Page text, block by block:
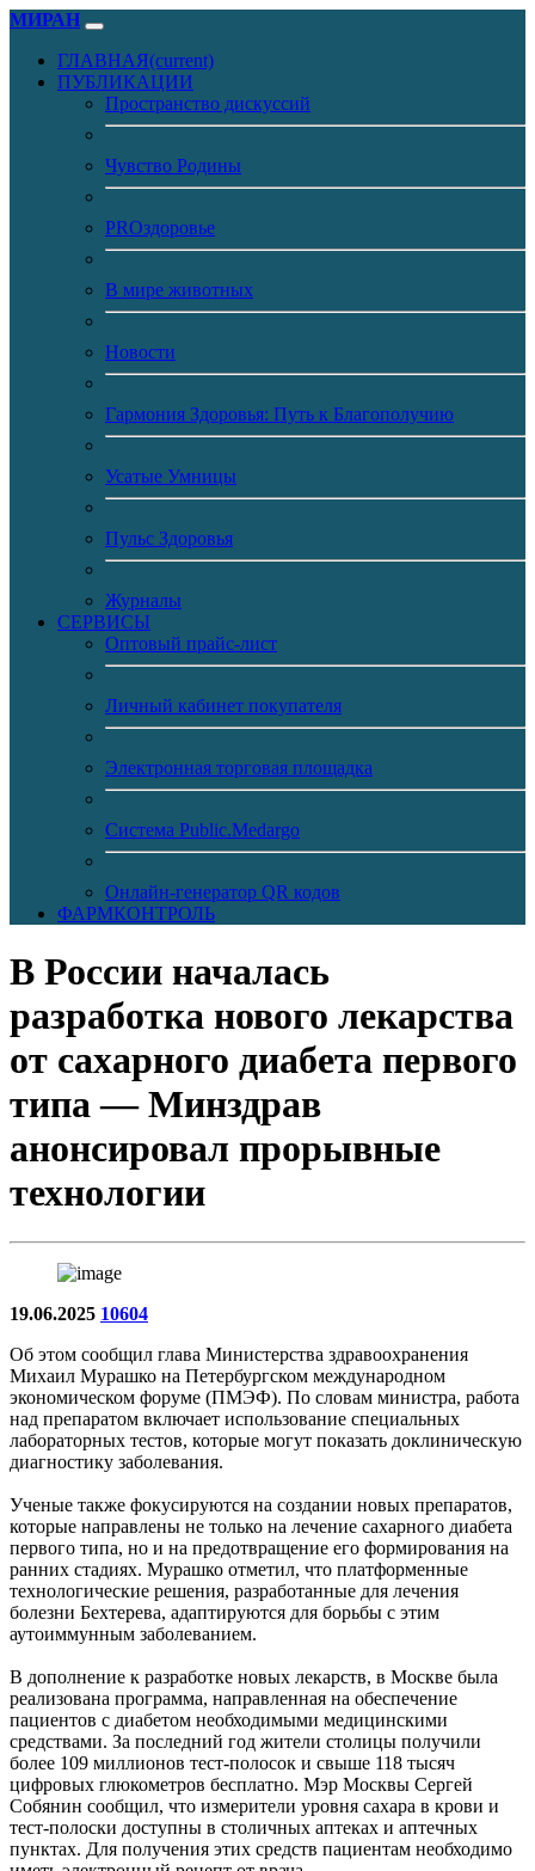
МИРАН
ГЛАВНАЯ(current)
ПУБЛИКАЦИИ
Пространство дискуссий
Чувство Родины
PROздоровье
В мире животных
Новости
Гармония Здоровья: Путь к Благополучию
Усатые Умницы
Пульс Здоровья
Журналы
CЕРВИСЫ
Оптовый прайс-лист
Личный кабинет покупателя
Электронная торговая площадка
Система Public.Medargo
Онлайн-генератор QR кодов
ФАРМКОНТРОЛЬ
В России началась
разработка нового лекарства
от сахарного диабета первого
типа — Минздрав
анонсировал прорывные
технологии
19.06.2025 10604
Об этом сообщил глава Министерства здравоохранения
Михаил Мурашко на Петербургском международном
экономическом форуме (ПМЭФ). По словам министра, работа
над препаратом включает использование специальных
лабораторных тестов, которые могут показать доклиническую
диагностику заболевания.
Ученые также фокусируются на создании новых препаратов,
которые направлены не только на лечение сахарного диабета
первого типа, но и на предотвращение его формирования на
ранних стадиях. Мурашко отметил, что платформенные
технологические решения, разработанные для лечения
болезни Бехтерева, адаптируются для борьбы с этим
аутоиммунным заболеванием.
В дополнение к разработке новых лекарств, в Москве была
реализована программа, направленная на обеспечение
пациентов с диабетом необходимыми медицинскими
средствами. За последний год жители столицы получили
более 109 миллионов тест-полосок и свыше 118 тысяч
цифровых глюкометров бесплатно. Мэр Москвы Сергей
Собянин сообщил, что измерители уровня сахара в крови и
тест-полоски доступны в столичных аптеках и аптечных
пунктах. Для получения этих средств пациентам необходимо